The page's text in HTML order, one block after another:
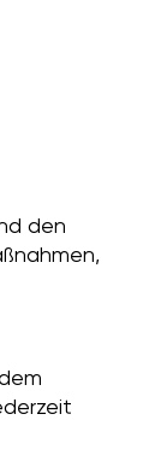
den